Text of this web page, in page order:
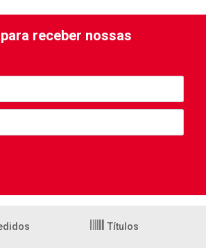
receber nossas
Títulos